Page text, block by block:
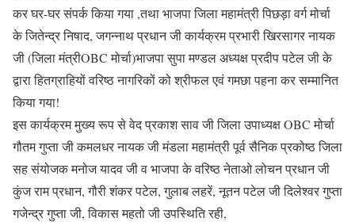
कर घर-घर संपर्क किया गया ,तथा भाजपा जिला महामंत्री पिछड़ा वर्ग मोर्चा
के जितेन्द्र निषाद, जगन्नाथ प्रधान जी कार्यक्रम प्रभारी खिरसागर नायक
जी (जिला मंत्रीOBC मोर्चा)भाजपा सुपा मण्डल अध्यक्ष प्रदीप पटेल जी के
द्वारा हितग्राहियों वरिष्ठ नागरिकों को श्रीफल एवं गमछा पहना कर सम्मानित
किया गया!
इस कार्यक्रम मुख्य रूप से वेद प्रकाश साव जी जिला उपाध्यक्ष OBC मोर्चा
गौतम गुप्ता जी कमलधर नायक जी मंडला महामंत्री पूर्व सैनिक प्रकोष्ठ जिला
सह संयोजक मनोज यादव जी व भाजपा के वरिष्ठ नेताओ लोचन प्रधान जी
कुंज राम प्रधान, गौरी शंकर पटेल, गुलाब लहरें, नूतन पटेल जी दिलेश्वर गुप्ता
गजेन्द्र गुप्ता जी, विकास महतो जी उपस्थिति रही,